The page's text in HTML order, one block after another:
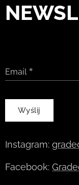
Email
Wyślij
Instagram:
Facebook: